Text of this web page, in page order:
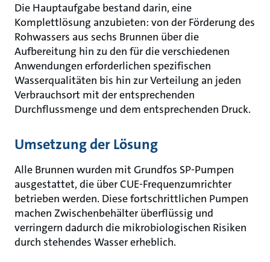
Die Hauptaufgabe bestand darin, eine
Komplettlösung anzubieten: von der Förderung des
Rohwassers aus sechs Brunnen über die
Aufbereitung hin zu den für die verschiedenen
Anwendungen erforderlichen spezifischen
Wasserqualitäten bis hin zur Verteilung an jeden
Verbrauchsort mit der entsprechenden
Durchflussmenge und dem entsprechenden Druck.
Umsetzung der Lösung
Alle Brunnen wurden mit Grundfos SP‑Pumpen
ausgestattet, die über CUE‑Frequenzumrichter
betrieben werden. Diese fortschrittlichen Pumpen
machen Zwischenbehälter überflüssig und
verringern dadurch die mikrobiologischen Risiken
durch stehendes Wasser erheblich.